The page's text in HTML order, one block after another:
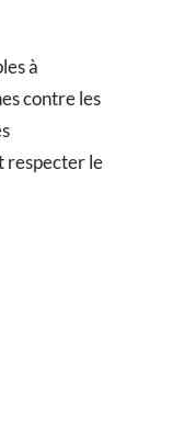
à
contre les
respecter le